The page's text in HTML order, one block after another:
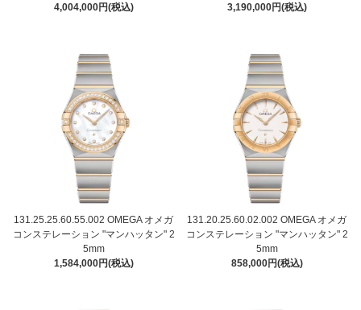
4,004,000円(税込)
3,190,000円(税込)
131.25.25.60.55.002 OMEGA オメガ
コンステレーション "マンハッタン" 2
5mm
1,584,000円(税込)
131.20.25.60.02.002 OMEGA オメガ
コンステレーション "マンハッタン" 2
5mm
858,000円(税込)